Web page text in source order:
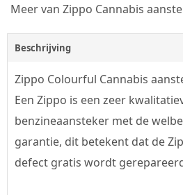
Meer van Zippo Cannabis
Beschrijving
Zippo Colourful Cannabis
Een Zippo is een zeer
benzineaansteker met de
garantie, dit betekent dat de
defect gratis wordt